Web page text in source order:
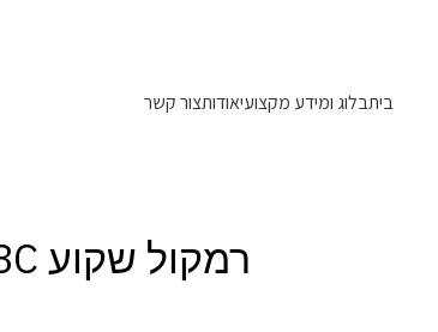
ביתבלוג ומידע מקצועיאודותצור קשר
רמקול שקוע KLIPSCH CS-18C